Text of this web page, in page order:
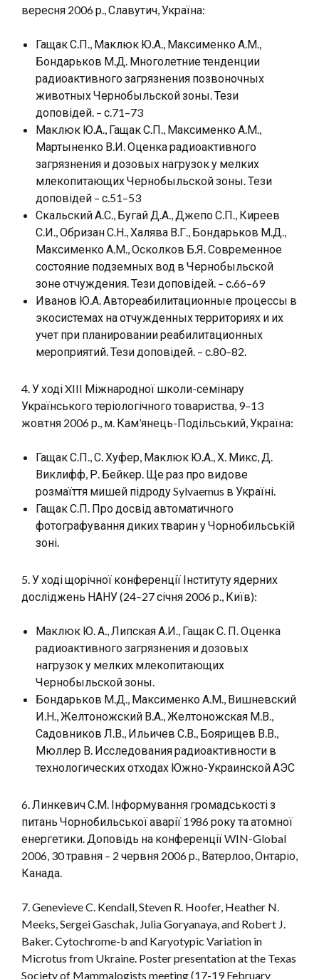
вересня 2006 р., Славутич, Україна:
Гащак С.П., Маклюк Ю.А., Максименко А.М.,
Бондарьков М.Д. Многолетние тенденции
радиоактивного загрязнения позвоночных
животных Чернобыльской зоны. Тези
доповідей. – с.71–73
Маклюк Ю.А., Гащак С.П., Максименко А.М.,
Мартыненко В.И. Оценка радиоактивного
загрязнения и дозовых нагрузок у мелких
млекопитающих Чернобыльской зоны. Тези
доповідей – с.51–53
Скальский А.С., Бугай Д.А., Джепо С.П., Киреев
С.И., Обризан С.Н., Халява В.Г., Бондарьков М.Д.,
Максименко А.М., Осколков Б.Я. Современное
состояние подземных вод в Чернобыльской
зоне отчуждения. Тези доповідей. – с.66–69
Иванов Ю.А. Автореабилитационные процессы в
экосистемах на отчужденных территориях и их
учет при планировании реабилитационных
мероприятий. Тези доповідей. – с.80–82.
4. У ході XIII Міжнародної школи-семінару
Українського теріологічного товариства, 9–13
жовтня 2006 р., м. Кам’янець-Подільський, Україна:
Гащак С.П., С. Хуфер, Маклюк Ю.А., Х. Микс, Д.
Виклифф, Р. Бейкер. Ще раз про видове
розмаїття мишей підроду Sylvaemus в Україні.
Гащак С.П. Про досвід автоматичного
фотографування диких тварин у Чорнобильській
зоні.
5. У ході щорічної конференції Інституту ядерних
досліджень НАНУ (24–27 січня 2006 р., Київ):
Маклюк Ю. А., Липская А.И., Гащак С. П. Оценка
радиоактивного загрязнения и дозовых
нагрузок у мелких млекопитающих
Чернобыльской зоны.
Бондарьков М.Д., Максименко А.М., Вишневский
И.Н., Желтоножский В.А., Желтоножская М.В.,
Садовников Л.В., Ильичев С.В., Боярищев В.В.,
Мюллер В. Исследования радиоактивности в
технологических отходах Южно-Украинской АЭС
6. Линкевич С.М. Інформування громадськості з
питань Чорнобильської аварії 1986 року та атомної
енергетики. Доповідь на конференції WIN-Global
2006, 30 травня – 2 червня 2006 р., Ватерлоо, Онтаріо,
Канада.
7. Genevieve C. Kendall, Steven R. Hoofer, Heather N.
Meeks, Sergei Gaschak, Julia Goryanaya, and Robert J.
Baker. Cytochrome-b and Karyotypic Variation in
Microtus from Ukraine. Poster presentation at the Texas
Society of Mammalogists meeting (17-19 February